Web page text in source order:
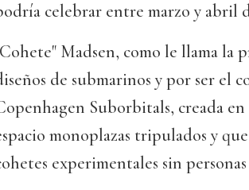
celebrar entre marzo y abril
Madsen, como le llama la
de submarinos y por ser el
Suborbitals, creada
monoplazas tripulados y
experimentales sin